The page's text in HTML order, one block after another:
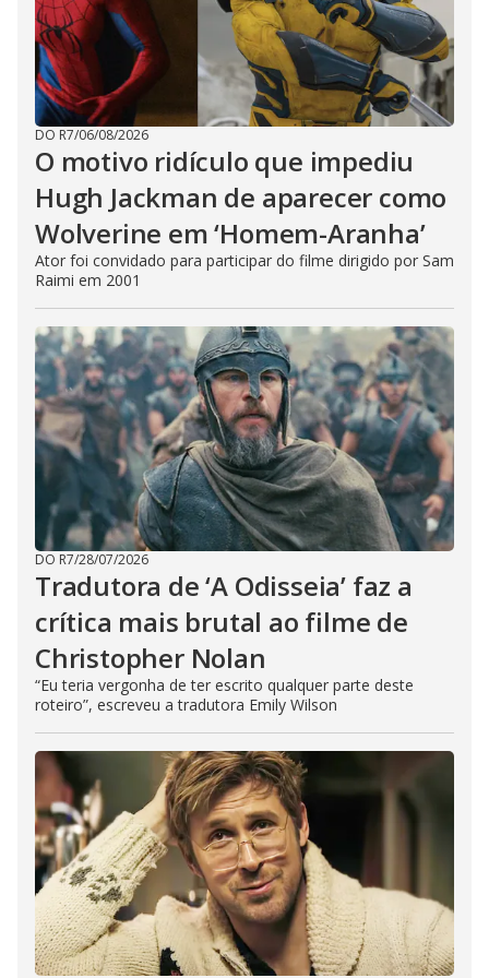
DO R7/06/08/2026
O motivo ridículo que impediu
Hugh Jackman de aparecer como
Wolverine em ‘Homem-Aranha’
Ator foi convidado para participar do filme dirigido por Sam
Raimi em 2001
DO R7/28/07/2026
Tradutora de ‘A Odisseia’ faz a
crítica mais brutal ao filme de
Christopher Nolan
“Eu teria vergonha de ter escrito qualquer parte deste
roteiro”, escreveu a tradutora Emily Wilson